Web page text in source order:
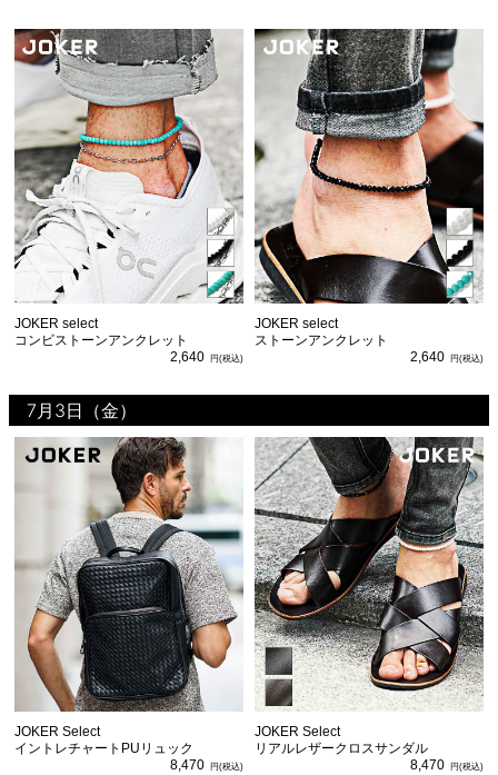
JOKER select
コンビストーンアンクレット
2,640
JOKER select
ストーンアンクレット
2,640
7月3日（金）
JOKER Select
イントレチャートPUリュック
8,470
JOKER Select
リアルレザークロスサンダル
8,470